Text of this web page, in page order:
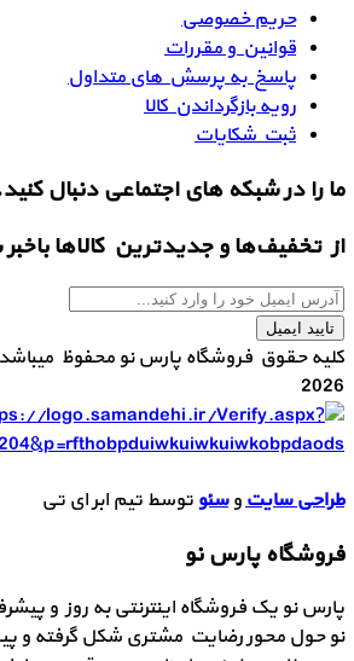
حریم خصوصی
قوانین و مقررات
پاسخ به پرسش های متداول
رویه بازگرداندن کالا
ثبت شکایات
ما را در شبکه های اجتماعی دنبال
از تخفیف‌ها و جدیدترین‌ کالاها
تایید ایمیل
2026
طراحی سایتوسئوتوسط تیم ابر ای تی
فروشگاه پارس نو
پارس نو یک فروشگاه اینترنتی به روز و
نو حول محور رضایت مشتری شکل گرفته و